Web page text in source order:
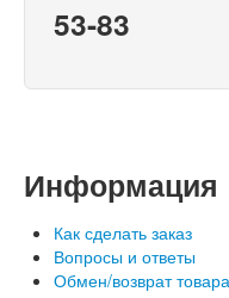
53-83
Информация
Как сделать заказ
Вопросы и ответы
Обмен/возврат товара